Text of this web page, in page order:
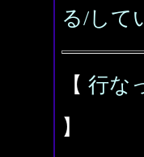
る/して
【 行な
】